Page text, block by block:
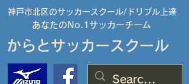
神戸市北区のサッカースクール/ ドリブル上達
あなたのNo.1サッカーチーム
からとサッカースクール